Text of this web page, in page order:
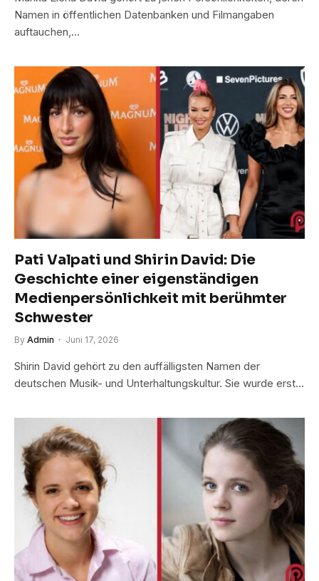
Namen in öffentlichen Datenbanken und Filmangaben
auftauchen,…
Pati Valpati und Shirin David: Die
Geschichte einer eigenständigen
Medienpersönlichkeit mit berühmter
Schwester
By Admin Juni 17, 2026
Shirin David gehört zu den auffälligsten Namen der
deutschen Musik- und Unterhaltungskultur. Sie wurde erst…